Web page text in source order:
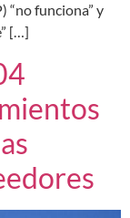
“no funciona” y
[…]